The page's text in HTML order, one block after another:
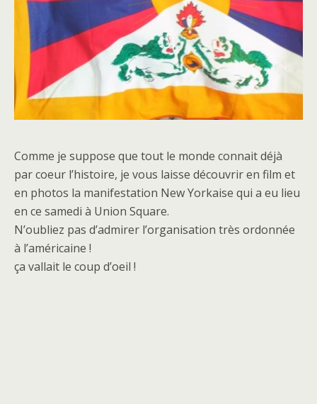
Comme je suppose que tout le monde connait déjà
par coeur l’histoire, je vous laisse découvrir en film et
en photos la manifestation New Yorkaise qui a eu lieu
en ce samedi à Union Square.
N’oubliez pas d’admirer l’organisation très ordonnée
à l’américaine !
ça vallait le coup d’oeil !